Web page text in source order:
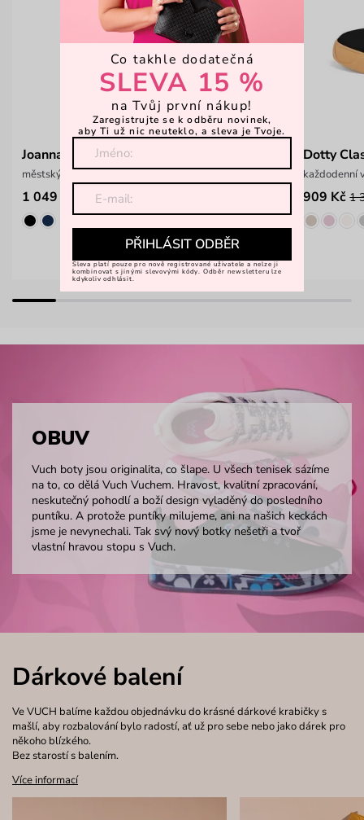
Joanna Dotty Scipion
městský prostorný batoh na zip
1 049 Kč 1 399 Kč
Dotty
každodenní
909 Kč 1
OBUV
Vuch boty jsou originalita, co šlape. U všech tenisek sázíme
na to, co dělá Vuch Vuchem. Hravost, kvalitní zpracování,
neskutečný pohodlí a boží design vyladěný do posledního
puntíku. A protože puntíky milujeme, ani na našich keckách
jsme je nevynechali. Tak svý nový botky nešetři a tvoř
vlastní hravou stopu s Vuch.
Dárkové balení
Ve VUCH balíme každou objednávku do krásné dárkové krabičky s
mašlí, aby rozbalování bylo radostí, ať už pro sebe nebo jako dárek pro
někoho blízkého.
Bez starostí s balením.
Více informací
Co takhle dodatečná
SLEVA 15 %
na Tvůj první nákup!
Zaregistrujte se k odběru novinek,
aby Ti už nic neuteklo, a sleva je Tvoje.
PŘIHLÁSIT ODBĚR
Sleva platí pouze pro nově registrované uživatele a nelze ji
kombinovat s jinými slevovými kódy. Odběr newsletteru lze
kdykoliv odhlásit.